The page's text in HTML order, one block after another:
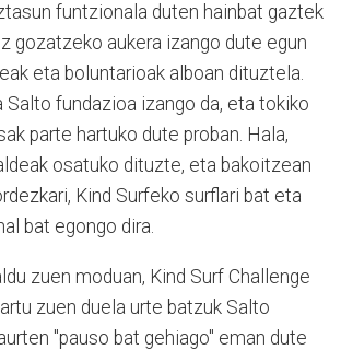
funtzionala duten hainbat gaztek
gozatzeko aukera izango dute egun
eta boluntarioak alboan dituztela.
Salto fundazioa izango da, eta tokiko
parte hartuko dute proban. Hala,
osatuko dituzte, eta bakoitzean
Kind Surfeko surflari bat eta
bat egongo dira.
zuen moduan, Kind Surf Challenge
zuen duela urte batzuk Salto
"pauso bat gehiago" eman dute